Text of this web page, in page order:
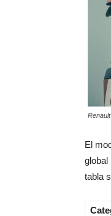
El
global
tabla